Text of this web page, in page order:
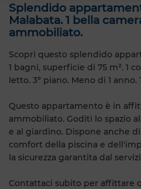
Splendido
Malabata. 1 bella
ammobiliato.
Scopri questo splendido
1 bagni, superficie di 75 m². 1
letto. 3º piano. Meno di 1
Questo appartamento è in
ammobiliato. Goditi lo spazio
e al giardino. Dispone anche
comfort della piscina e
la sicurezza garantita dal
Contattaci subito per affittare